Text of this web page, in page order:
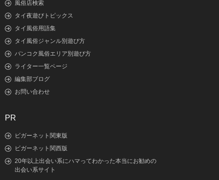
風俗店検索
タイ夜遊びトピックス
タイ風俗用語集
タイ風俗ジャンル別遊び方
バンコク風俗エリア別遊び方
ライター一覧ページ
編集部ブログ
お問い合わせ
PR
ビガーネット関東版
ビガーネット関西版
20年以上出会い系にハマってわかった本当にお勧めの
出会い系サイト